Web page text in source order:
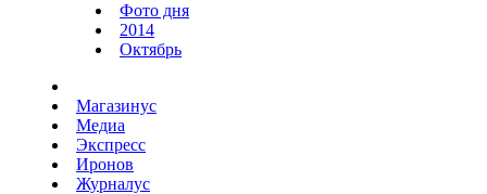
Фото дня
2014
Октябрь
Магазинус
Медиа
Экспресс
Иронов
Журналус